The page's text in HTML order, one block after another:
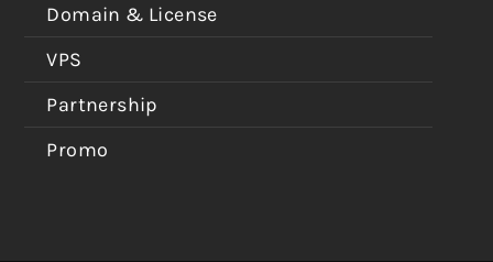
Domain & License
VPS
Partnership
Promo